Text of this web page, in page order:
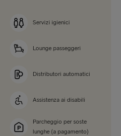
Servizi igienici
Lounge passeggeri
Distributori automatici
Assistenza ai disabili
Parcheggio per soste
lunghe (a pagamento)